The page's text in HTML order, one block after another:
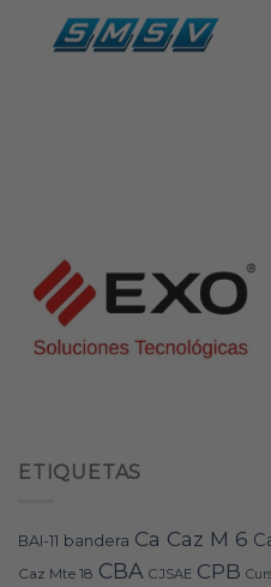
ETIQUETAS
BAI-11 bandera Ca Caz M 6
Caz Mte 18 CBA CJSAE CPB